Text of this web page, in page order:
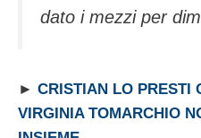
dato i mezzi per
► CRISTIAN LO PRESTI
VIRGINIA TOMARCHIO